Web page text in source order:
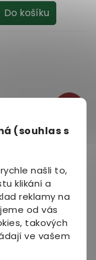
(souhlas s
našli to,
klikání a
reklamy na
od vás
takových
ve vašem
Do košíku
Bezlepkový
s
450 g
Dostupné do 5
dnů
79 Kč
Do košíku